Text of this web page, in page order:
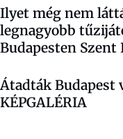
Ilyet még nem
legnagyobb
Budapesten
Átadták Budapest
KÉPGALÉRIA